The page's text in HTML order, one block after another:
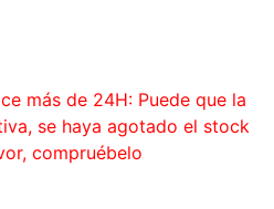
más de 24H: Puede que la
se haya agotado el stock
compruébelo